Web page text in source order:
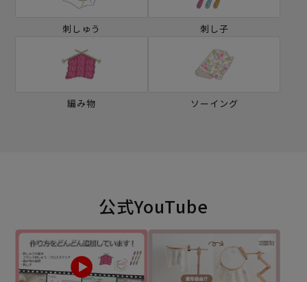
刺しゅう 刺し子
編み物 ソーイング
公式YouTube